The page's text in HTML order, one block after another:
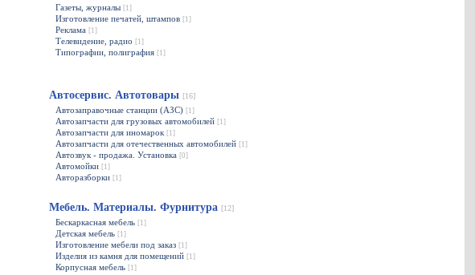
Газеты, журналы[1]
Изготовление печатей, штампов[1]
Реклама[1]
Телевидение, радио[1]
Типографии, полиграфия[1]
Автосервис. Автотовары [16]
Автозаправочные станции (АЗС)[1]
Автозапчасти для грузовых автомобилей[1]
Автозапчасти для иномарок[1]
Автозапчасти для отечественных автомобилей[1]
Автозвук - продажа. Установка[0]
Автомойки[1]
Авторазборки[1]
Мебель. Материалы. Фурнитура [12]
Бескаркасная мебель[1]
Детская мебель[1]
Изготовление мебели под заказ[1]
Изделия из камня для помещений[1]
Корпусная мебель[1]